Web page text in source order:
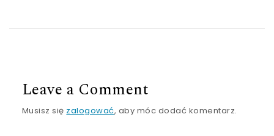
Leave a Comment
Musisz się zalogować, aby móc dodać komentarz.